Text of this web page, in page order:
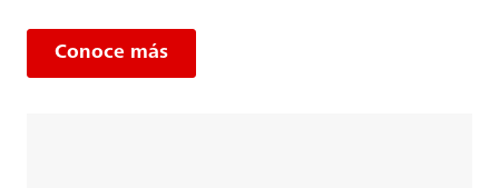
Conoce más